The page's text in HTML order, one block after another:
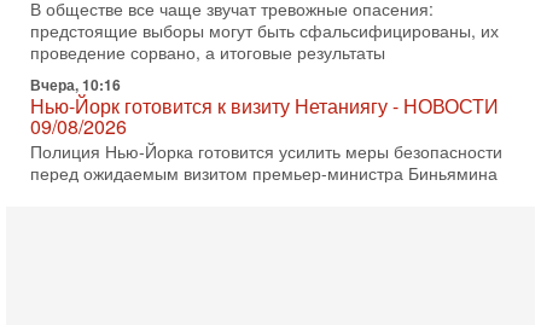
В обществе все чаще звучат тревожные опасения:
предстоящие выборы могут быть сфальсифицированы, их
проведение сорвано, а итоговые результаты
Вчера, 10:16
Нью-Йорк готовится к визиту Нетаниягу - НОВОСТИ
09/08/2026
Полиция Нью-Йорка готовится усилить меры безопасности
перед ожидаемым визитом премьер-министра Биньямина